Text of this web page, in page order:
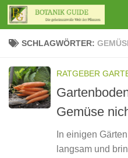
Zum Inhalt springen
SCHLAGWÖRTER:
RATGEBER
Gemüse
In einigen
langsam und